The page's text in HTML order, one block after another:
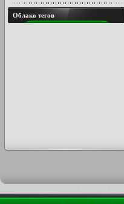
Облако тегов